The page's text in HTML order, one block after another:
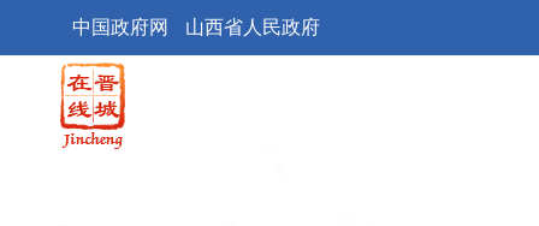
中国政府网 山西省人民政府